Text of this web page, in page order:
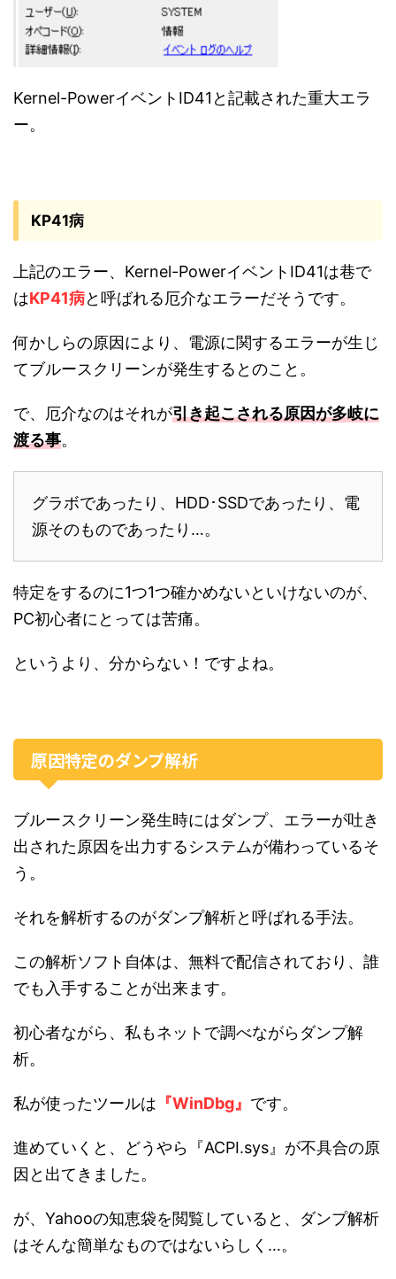
Kernel-PowerイベントID41と記載された重大エラ
ー。
KP41病
上記のエラー、Kernel-PowerイベントID41は巷で
はKP41病と呼ばれる厄介なエラーだそうです。
何かしらの原因により、電源に関するエラーが生じ
てブルースクリーンが発生するとのこと。
で、厄介なのはそれが引き起こされる原因が多岐に
渡る事。
グラボであったり、HDD･SSDであったり、電
源そのものであったり…。
特定をするのに1つ1つ確かめないといけないのが、
PC初心者にとっては苦痛。
というより、分からない！ですよね。
原因特定のダンプ解析
ブルースクリーン発生時にはダンプ、エラーが吐き
出された原因を出力するシステムが備わっているそ
う。
それを解析するのがダンプ解析と呼ばれる手法。
この解析ソフト自体は、無料で配信されており、誰
でも入手することが出来ます。
初心者ながら、私もネットで調べながらダンプ解
析。
私が使ったツールは 『WinDbg』 です。
進めていくと、どうやら『ACPI.sys』が不具合の原
因と出てきました。
が、Yahooの知恵袋を閲覧していると、ダンプ解析
はそんな簡単なものではないらしく…。